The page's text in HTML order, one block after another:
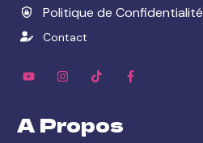
Politique de Confidentialité
Contact
A Propos